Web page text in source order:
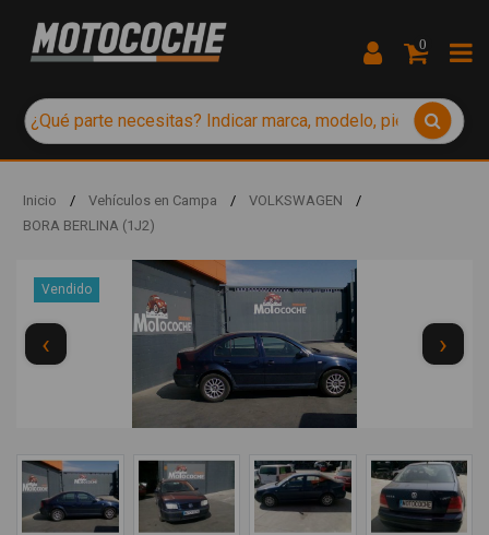
0
Inicio / Vehículos en Campa / VOLKSWAGEN
/
BORA BERLINA (1J2)
Vendido
‹ ›